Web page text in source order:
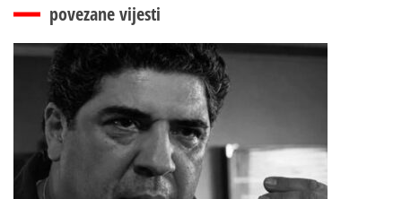
povezane vijesti